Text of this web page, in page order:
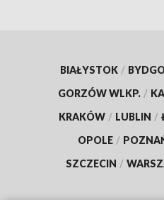
BIAŁYSTOK /
GORZÓW WLKP. /
KRAKÓW / LUBLIN /
OPOLE /
SZCZECIN /